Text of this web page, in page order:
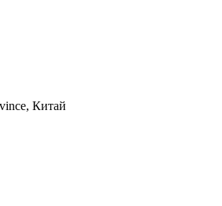
Китай